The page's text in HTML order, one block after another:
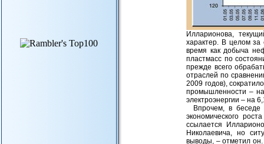
Илларионова,
характер. В целом
время как добыча
пластмасс по
прежде всего
отраслей по
2009 годов),
промышленности –
электроэнергии – на
Впрочем, в
экономического
ссылается
Николаевича, но
выводы, – отметил